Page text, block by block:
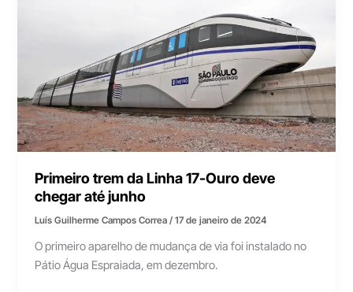
Primeiro trem da Linha 17-Ouro deve
chegar até junho
Luís Guilherme Campos Correa/17 de janeiro de 2024
O primeiro aparelho de mudança de via foi instalado no
Pátio Água Espraiada, em dezembro.